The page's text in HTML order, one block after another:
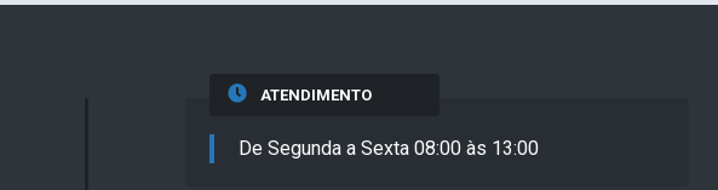
ATENDIMENTO
De Segunda a Sexta 08:00 às 13:00